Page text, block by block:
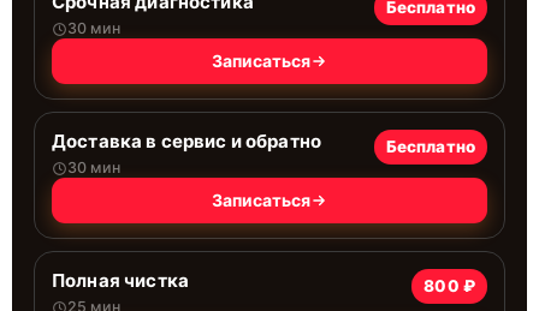
30 мин
Бесплатно
Записаться
Доставка в сервис и обратно
30 мин
Бесплатно
Записаться
Полная чистка
25 мин
800 ₽